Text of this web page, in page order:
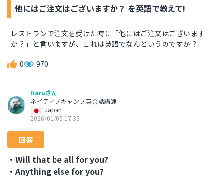
他にはご注文はございますか？ を英語で教えて!
レストランで注文を受けた時に「他にはご注文はございます
か？」と言いますが、これは英語でなんというのですか？
0 970
Haruさん
ネイティブキャンプ英会話講師
Japan
2026/01/05 17:35
回答
・Will that be all for you?
・Anything else for you?